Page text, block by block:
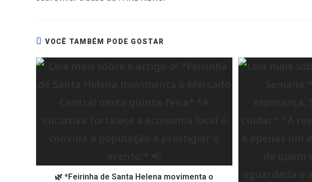
VOCÊ TAMBÉM PODE GOSTAR
🌿 *Feirinha de Santa Helena movimenta o